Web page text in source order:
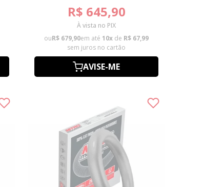
R$ 645,90
À vista no PIX
ouR$ 679,90em até 10x de R$ 67,99
sem juros no cartão
AVISE-ME